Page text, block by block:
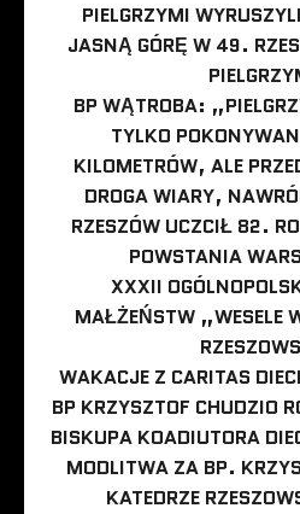
PIELGRZYMI
JASNĄ GÓRĘ W 49.
BP WĄTROBA:
TYLKO
KILOMETRÓW, ALE
DROGA WIARY,
RZESZÓW UCZCIŁ 82.
POWSTANIA
XXXII
MAŁŻEŃSTW „WESELE
WAKACJE Z CARITAS
BP KRZYSZTOF CHUDZIO
BISKUPA KOADIUTORA
MODLITWA ZA BP.
KATEDRZE